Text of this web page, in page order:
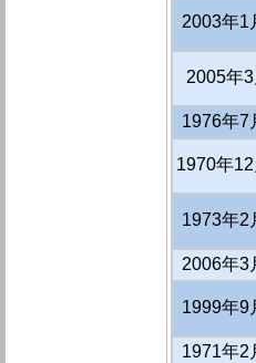
2003年1
2005年
1976年7
1970年
1973年2
2006年3
1999年9
1971年2